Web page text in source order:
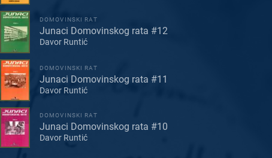
DOMOVINSKI RAT
Junaci Domovinskog rata #12
Davor Runtić
DOMOVINSKI RAT
Junaci Domovinskog rata #11
Davor Runtić
DOMOVINSKI RAT
Junaci Domovinskog rata #10
Davor Runtić